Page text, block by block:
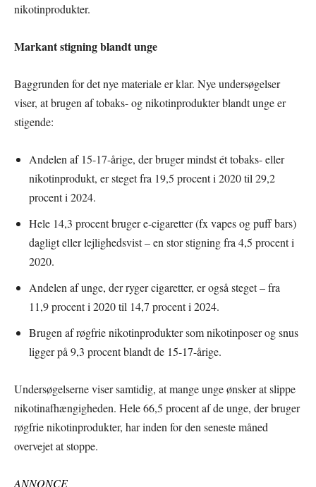
nikotinprodukter.
Markant stigning blandt unge
Baggrunden for det nye materiale er klar. Nye undersøgelser
viser, at brugen af tobaks- og nikotinprodukter blandt unge er
stigende:
Andelen af 15-17-årige, der bruger mindst ét tobaks- eller
nikotinprodukt, er steget fra 19,5 procent i 2020 til 29,2
procent i 2024.
Hele 14,3 procent bruger e-cigaretter (fx vapes og puff bars)
dagligt eller lejlighedsvist – en stor stigning fra 4,5 procent i
2020.
Andelen af unge, der ryger cigaretter, er også steget – fra
11,9 procent i 2020 til 14,7 procent i 2024.
Brugen af røgfrie nikotinprodukter som nikotinposer og snus
ligger på 9,3 procent blandt de 15-17-årige.
Undersøgelserne viser samtidig, at mange unge ønsker at slippe
nikotinafhængigheden. Hele 66,5 procent af de unge, der bruger
røgfrie nikotinprodukter, har inden for den seneste måned
overvejet at stoppe.
ANNONCE